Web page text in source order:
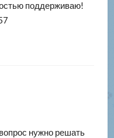
поддерживаю!
нужно решать